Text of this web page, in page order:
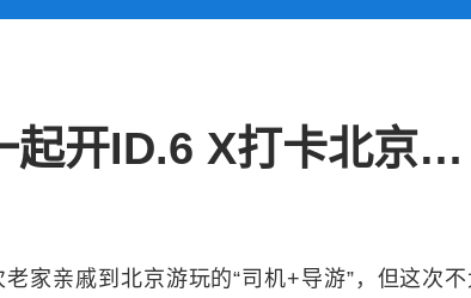
有颜更有料！和小姐姐一起开ID.6 X打卡北京最有情调的汽车餐厅
家亲戚到北京游玩的“司机+导游”，但这次